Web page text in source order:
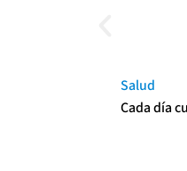
Salud
Cada día